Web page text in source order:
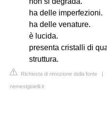
ha delle imperfezioni.
ha delle venature.
è lucida.
presenta cristalli di
struttura.
Richiesta di rimozione della fonte |
nemesigioielli.it